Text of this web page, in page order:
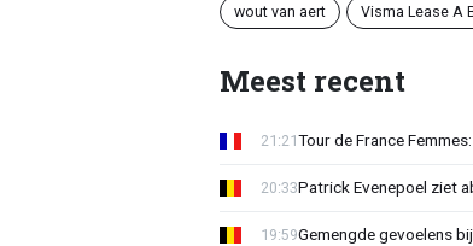
wout van aert Visma Lease A
Meest recent
Tour de France
21:21
Patrick Evenepoel ziet
20:33
Gemengde gevoelens
19:59